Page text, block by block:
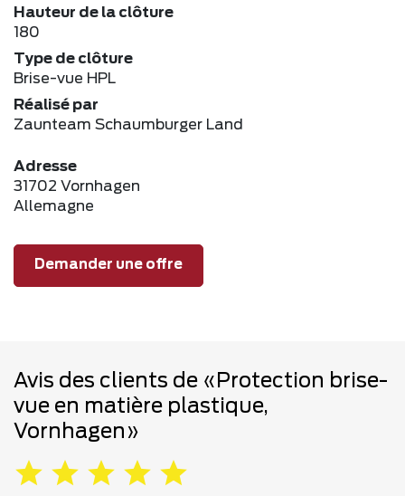
Hauteur de la clôture
180
Type de clôture
Brise-vue HPL
Réalisé par
Zaunteam Schaumburger Land
Adresse
31702 Vornhagen
Allemagne
Demander une offre
Avis des clients de «Protection brise-
vue en matière plastique,
Vornhagen»